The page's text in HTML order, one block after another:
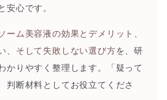
安心です。
ーム美容液の効果とデメリット、
、そして失敗しない選び方を、研
かりやすく整理します。「疑って
判断材料としてお役立てくださ